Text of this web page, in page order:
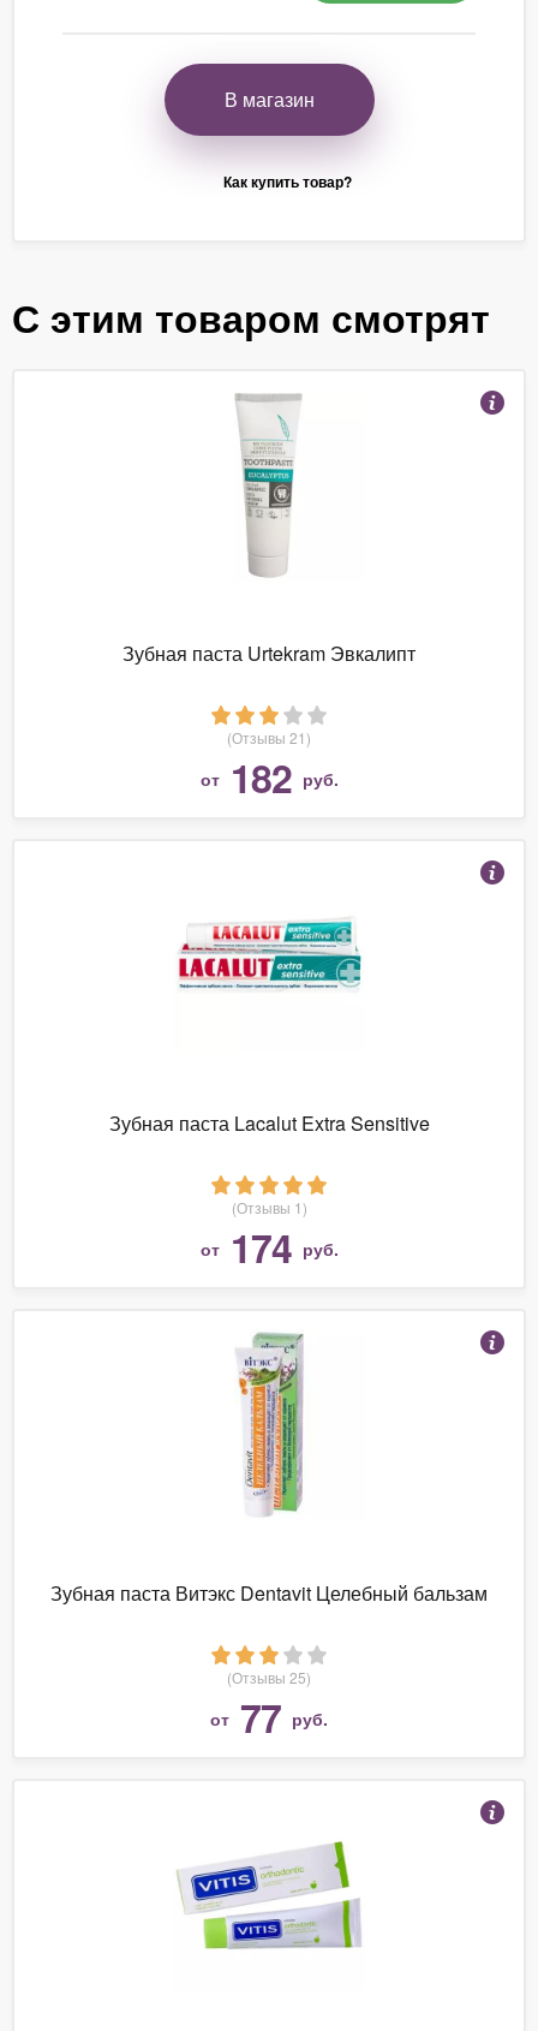
В магазин
Как купить товар?
С этим товаром смотрят
Зубная паста Urtekram Эвкалипт
(Отзывы 21)
от 182 руб.
Зубная паста Lacalut Extra Sensitive
(Отзывы 1)
от 174 руб.
Зубная паста Витэкс Dentavit Целебный бальзам
(Отзывы 25)
от 77 руб.